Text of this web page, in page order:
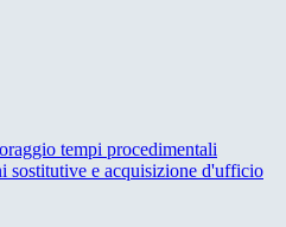
tempi procedimentali
sostitutive e acquisizione d'ufficio